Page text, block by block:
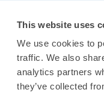
This website uses
We use cookies to
traffic. We also
analytics partners
they’ve collected